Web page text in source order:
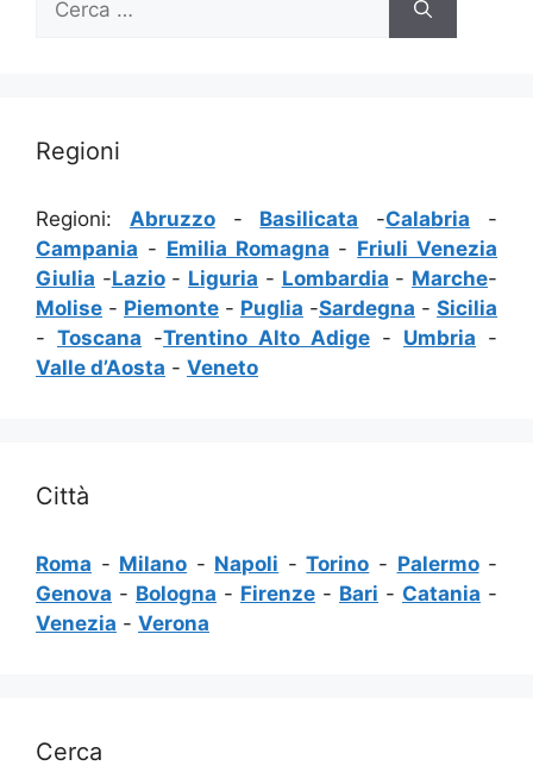
per:
Regioni
Regioni: Abruzzo- Basilicata -Calabria -
Campania - Emilia Romagna - Friuli Venezia
Giulia -Lazio- Liguria - Lombardia - Marche-
Molise - Piemonte - Puglia -Sardegna - Sicilia
- Toscana -Trentino Alto Adige - Umbria -
Valle d’Aosta - Veneto
Città
Roma - Milano - Napoli -Torino - Palermo-
Genova - Bologna - Firenze - Bari - Catania -
Venezia - Verona
Cerca